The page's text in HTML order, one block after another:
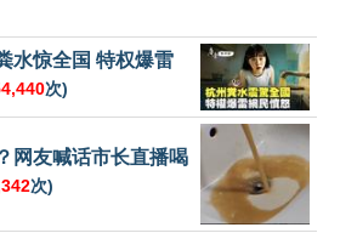
水惊全国 特权爆雷
次)
网友喊话市长直播喝
次)